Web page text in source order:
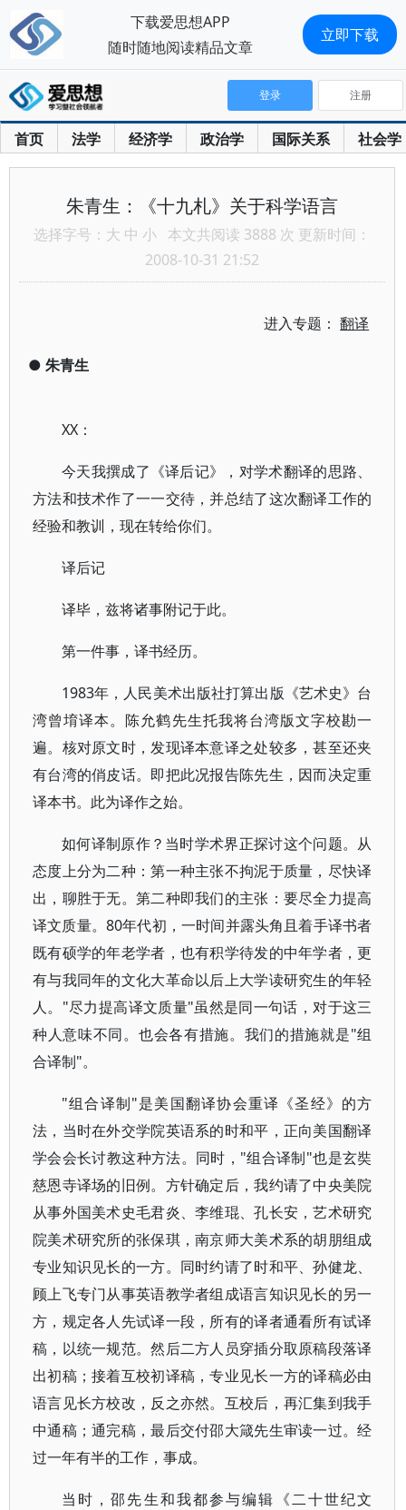
首页 法学 经济学 政治学 国际关系 社会学
登录 注册
朱青生：《十九札》关于科学语言
选择字号： 大 中 小 本文共阅读 3888 次 更新时间：
2008-10-31 21:52
进入专题：翻译
● 朱青生
XX：
今天我撰成了《译后记》，对学术翻译的思路、
方法和技术作了一一交待，并总结了这次翻译工作的
经验和教训，现在转给你们。
译后记
译毕，兹将诸事附记于此。
第一件事，译书经历。
1983年，人民美术出版社打算出版《艺术史》台
湾曾堉译本。陈允鹤先生托我将台湾版文字校勘一
遍。核对原文时，发现译本意译之处较多，甚至还夹
有台湾的俏皮话。即把此况报告陈先生，因而决定重
译本书。此为译作之始。
如何译制原作？当时学术界正探讨这个问题。从
态度上分为二种：第一种主张不拘泥于质量，尽快译
出，聊胜于无。第二种即我们的主张：要尽全力提高
译文质量。80年代初，一时间并露头角且着手译书者
既有硕学的年老学者，也有积学待发的中年学者，更
有与我同年的文化大革命以后上大学读研究生的年轻
人。"尽力提高译文质量"虽然是同一句话，对于这三
种人意味不同。也会各有措施。我们的措施就是"组
合译制"。
"组合译制"是美国翻译协会重译《圣经》的方
法，当时在外交学院英语系的时和平，正向美国翻译
学会会长讨教这种方法。同时，"组合译制"也是玄奘
慈恩寺译场的旧例。方针确定后，我约请了中央美院
从事外国美术史毛君炎、李维琨、孔长安，艺术研究
院美术研究所的张保琪，南京师大美术系的胡朋组成
专业知识见长的一方。同时约请了时和平、孙健龙、
顾上飞专门从事英语教学者组成语言知识见长的另一
方，规定各人先试译一段，所有的译者通看所有试译
稿，以统一规范。然后二方人员穿插分取原稿段落译
出初稿；接着互校初译稿，专业见长一方的译稿必由
语言见长方校改，反之亦然。互校后，再汇集到我手
中通稿；通完稿，最后交付邵大箴先生审读一过。经
过一年有半的工作，事成。
当时，邵先生和我都参与编辑《二十世纪文
下载爱思想APP
随时随地阅读精品文章
立即下载